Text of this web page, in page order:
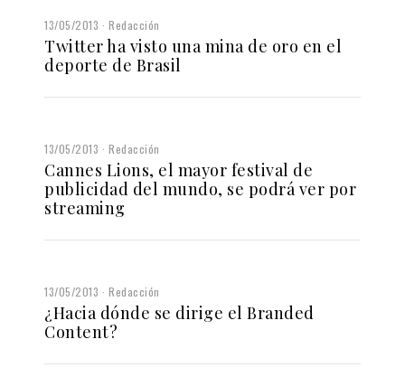
13/05/2013 Redacción
Twitter ha visto una mina de oro en el
deporte de Brasil
13/05/2013 Redacción
Cannes Lions, el mayor festival de
publicidad del mundo, se podrá ver por
streaming
13/05/2013 Redacción
¿Hacia dónde se dirige el Branded
Content?